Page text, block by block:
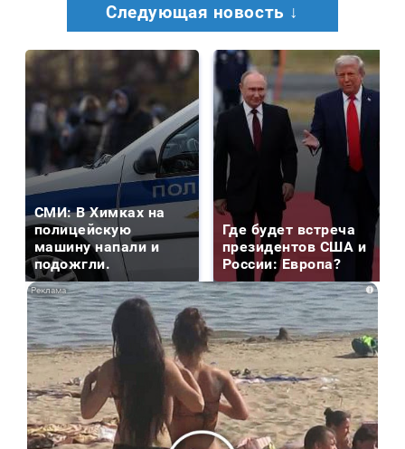
Следующая новость ↓
СМИ: В Химках на
полицейскую
машину напали и
подожгли.
Где будет встреча
президентов США и
России: Европа?
i